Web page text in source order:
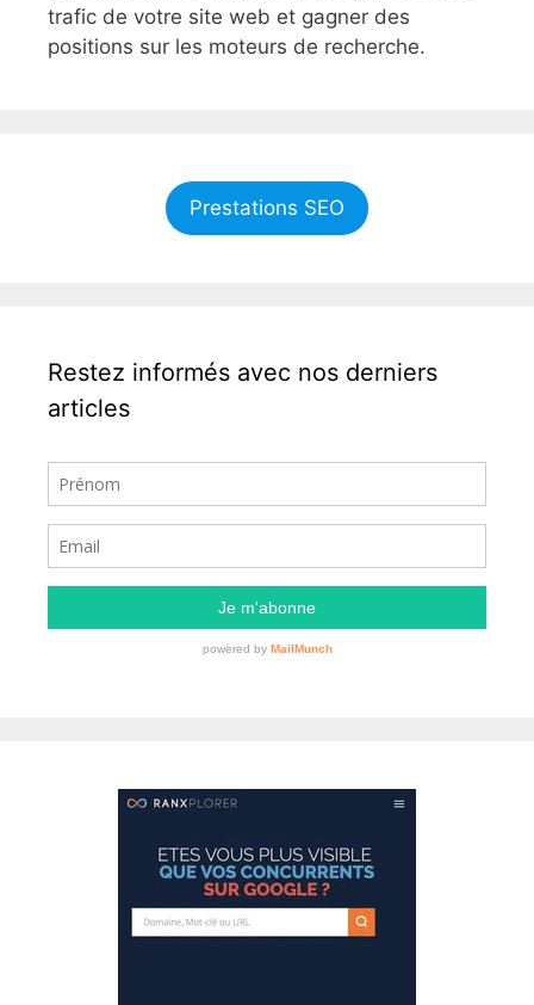
trafic de votre site web et gagner des
positions sur les moteurs de recherche.
Prestations SEO
Restez informés avec nos derniers
articles